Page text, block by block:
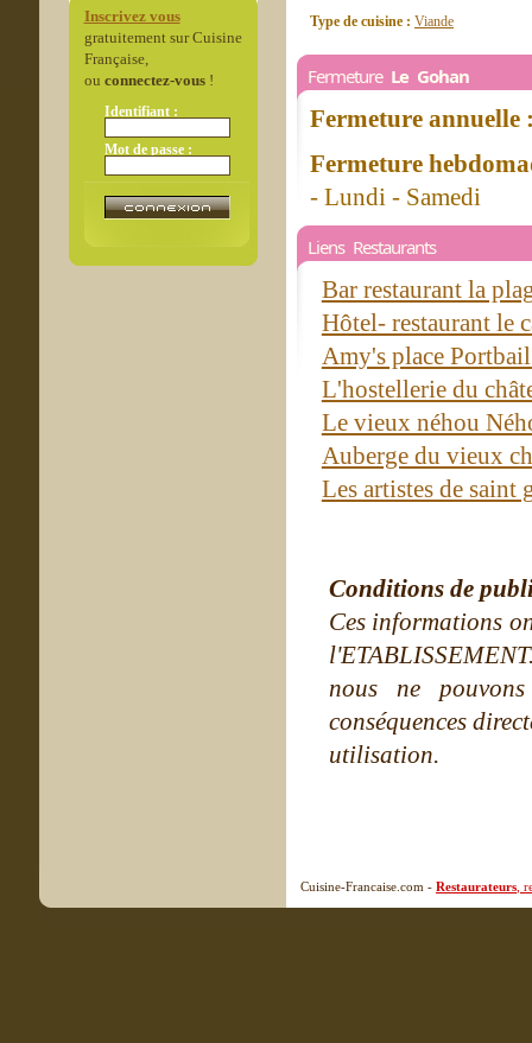
Inscrivez vous
gratuitement sur Cuisine
Française,
ou connectez-vous!
Identifiant :
Mot de passe :
Type de cuisine : Viande
Fermeture Le Gohan
Fermeture annuelle
Fermeture
- Lundi - Samedi
Liens Restaurants
Bar restaurant la
Hôtel- restaurant le
Amy's place
L'hostellerie du
Le vieux néhou
Auberge du vieux
Les artistes de
Conditions de
Ces informations
nous ne
conséquences
utilisation.
Cuisine-Francaise.com - Restaurateurs ,